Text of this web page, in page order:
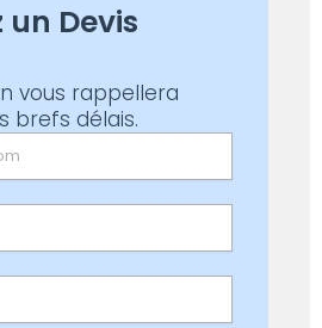
un Devis
vous rappellera
brefs délais.